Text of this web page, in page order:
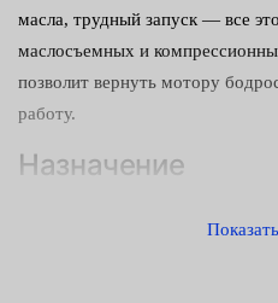
масла, трудный запуск — все
маслосъемных и
позволит вернуть мотору
работу.
Назначение